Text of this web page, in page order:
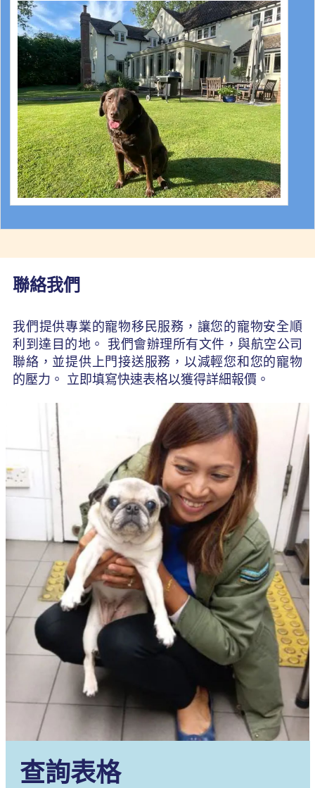
聯絡我們
我們提供專業的寵物移民服務，讓您的寵物安全順
利到達目的地。 我們會辦理所有文件，與航空公司
聯絡，並提供上門接送服務，以減輕您和您的寵物
的壓力。 立即填寫快速表格以獲得詳細報價。
查詢表格